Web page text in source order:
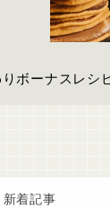
りボーナスレシ
新着記事